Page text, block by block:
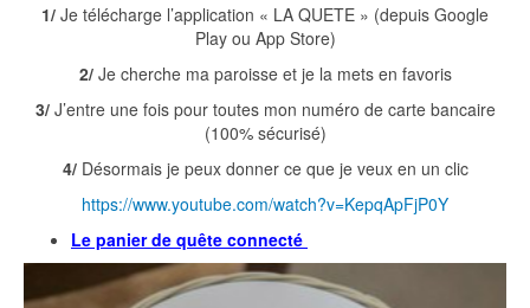
1/ Je télécharge l’application « LA QUETE » (depuis Google
Play ou App Store)
2/Je cherche ma paroisse et je la mets en favoris
3/J’entre une fois pour toutes mon numéro de carte bancaire
(100% sécurisé)
4/Désormais je peux donner ce que je veux en un clic
https://www.youtube.com/watch?v=KepqApFjP0Y
Le panier de quête connecté